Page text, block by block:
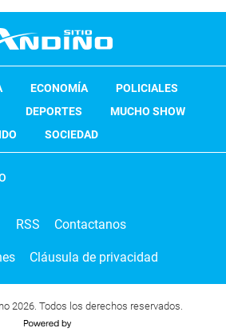
ECONOMÍA
POLICIALES
DEPORTES
MUCHO SHOW
SOCIEDAD
RSS Contactanos
Cláusula de privacidad
2026. Todos los derechos reservados.